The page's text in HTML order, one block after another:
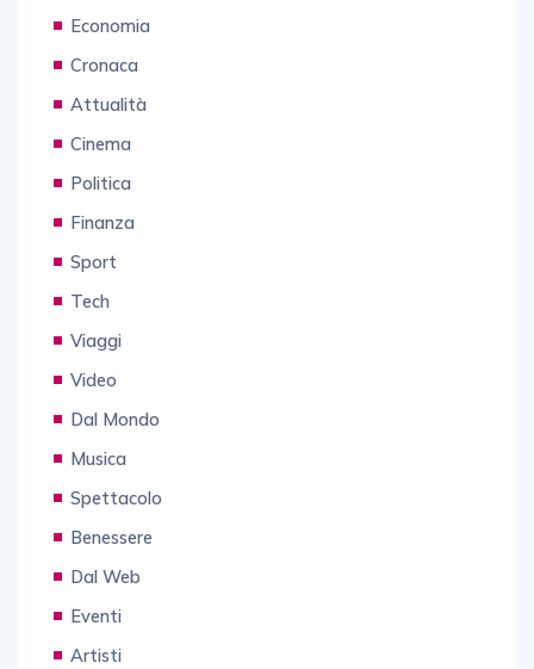
Economia
Cronaca
Attualità
Cinema
Politica
Finanza
Sport
Tech
Viaggi
Video
Dal Mondo
Musica
Spettacolo
Benessere
Dal Web
Eventi
Artisti